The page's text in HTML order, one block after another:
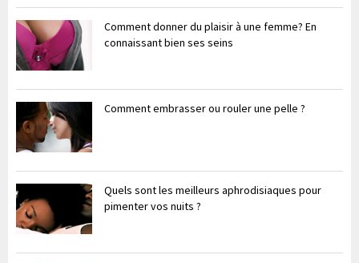
Comment donner du plaisir à une femme? En
connaissant bien ses seins
Comment embrasser ou rouler une pelle ?
Quels sont les meilleurs aphrodisiaques pour
pimenter vos nuits ?